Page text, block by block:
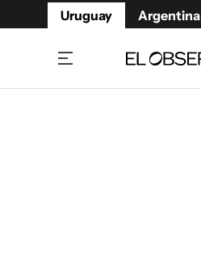
Uruguay Argentina